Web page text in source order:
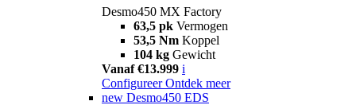
Desmo450 MX Factory
63,5 pk Vermogen
53,5 Nm Koppel
104 kg Gewicht
Vanaf €13.999 i
Configureer Ontdek meer
new Desmo450 EDS